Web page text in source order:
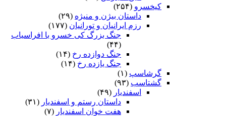
کیخسرو (۲۵۴)
داستان بیژن و منیژه (۲۹)
رزم ایرانیان و تورانیان (۱۷۷)
جنگ بزرگ کی خسرو با افراسیاب
(۴۴)
جنگ دوازده رخ (۱۴)
جنگ یازده رخ (۱۴)
گرشاسپ (۱)
گشتاسب (۹۳)
اسفندیار (۴۹)
داستان رستم و اسفندیار (۳۱)
هفت خوان اسفندیار (۷)